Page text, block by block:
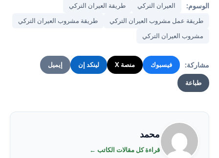
الوسوم: العيران التركي
طريقة العيران التركي
طريقة عمل مشروب العيران التركي
طريقة مشروب العيران التركي
مشروب العيران التركي
مشاركة: فيسبوك منصة X لينكد إن إيميل
طباعة
محمد
قراءة كل مقالات الكاتب ←